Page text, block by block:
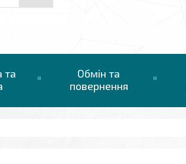
та
Обмін та
повернення